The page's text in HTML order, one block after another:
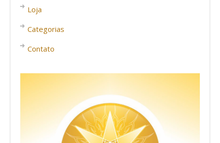
Loja
Categorias
Contato